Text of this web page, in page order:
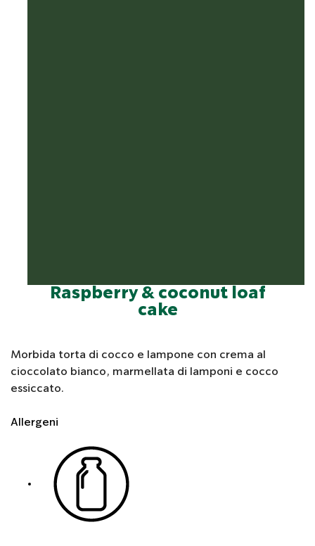
Raspberry & coconut loaf
cake
Morbida torta di cocco e lampone con crema al
cioccolato bianco, marmellata di lamponi e cocco
essiccato.
Allergeni